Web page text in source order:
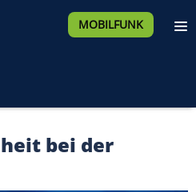
MOBILFUNK
bei der